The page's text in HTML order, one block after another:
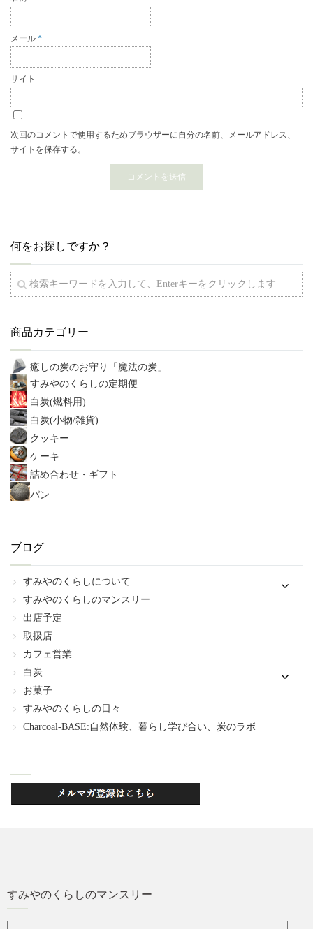
メール *
サイト
次回のコメントで使用するためブラウザーに自分の名前、メールアドレス、
サイトを保存する。
何をお探しですか？
商品カテゴリー
癒しの炭のお守り「魔法の炭」
すみやのくらしの定期便
白炭(燃料用)
白炭(小物/雑貨)
クッキー
ケーキ
詰め合わせ・ギフト
パン
ブログ
すみやのくらしについて
すみやのくらしのマンスリー
出店予定
取扱店
カフェ営業
白炭
お菓子
すみやのくらしの日々
Charcoal-BASE:自然体験、暮らし学び合い、炭のラボ
すみやのくらしのマンスリー